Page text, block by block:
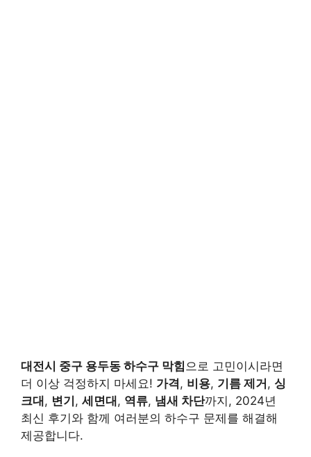
대전시 중구 용두동 하수구 막힘으로 고민이시라면
더 이상 걱정하지 마세요! 가격, 비용, 기름 제거 , 싱
크대 , 변기 , 세면대 , 역류, 냄새 차단까지, 2024년
최신 후기와 함께 여러분의 하수구 문제를 해결해
제공합니다.